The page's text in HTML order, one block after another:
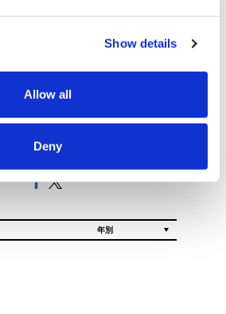
Show details
Allow all
Deny
記事をシェアする